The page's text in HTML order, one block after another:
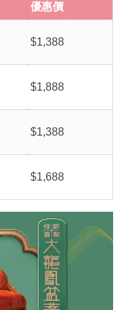
優惠價
$1,388
$1,888
$1,388
$1,688